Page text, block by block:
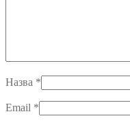
Назва *
Email *